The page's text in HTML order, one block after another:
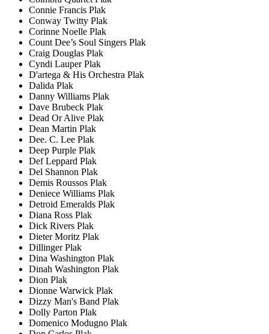
Connie Francis Plak
Conway Twitty Plak
Corinne Noelle Plak
Count Dee’s Soul Singers Plak
Craig Douglas Plak
Cyndi Lauper Plak
D'artega & His Orchestra Plak
Dalida Plak
Danny Williams Plak
Dave Brubeck Plak
Dead Or Alive Plak
Dean Martin Plak
Dee. C. Lee Plak
Deep Purple Plak
Def Leppard Plak
Del Shannon Plak
Demis Roussos Plak
Deniece Williams Plak
Detroid Emeralds Plak
Diana Ross Plak
Dick Rivers Plak
Dieter Moritz Plak
Dillinger Plak
Dina Washington Plak
Dinah Washington Plak
Dion Plak
Dionne Warwick Plak
Dizzy Man's Band Plak
Dolly Parton Plak
Domenico Modugno Plak